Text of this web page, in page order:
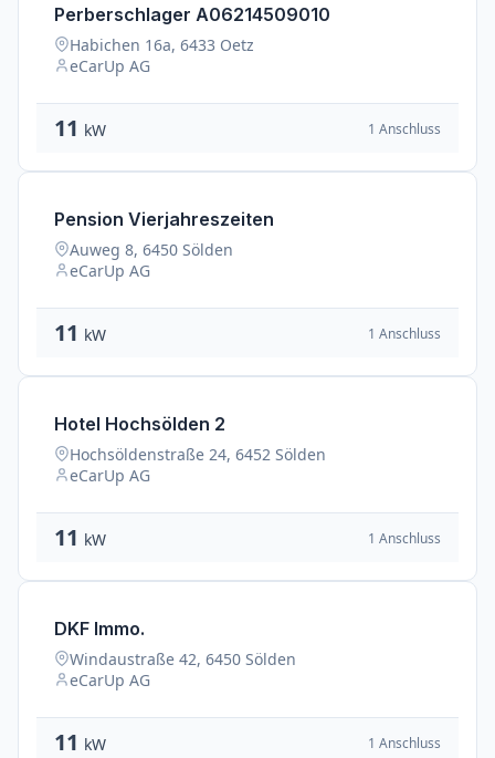
Perberschlager A06214509010
Habichen 16a, 6433 Oetz
eCarUp AG
11 kW 1 Anschluss
Pension Vierjahreszeiten
Auweg 8, 6450 Sölden
eCarUp AG
11 kW 1 Anschluss
Hotel Hochsölden 2
Hochsöldenstraße 24, 6452 Sölden
eCarUp AG
11 kW 1 Anschluss
DKF Immo.
Windaustraße 42, 6450 Sölden
eCarUp AG
11 kW 1 Anschluss